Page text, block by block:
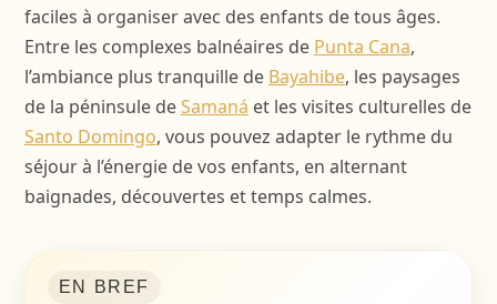
faciles à organiser avec des enfants de tous âges.
Entre les complexes balnéaires de Punta Cana,
l’ambiance plus tranquille de Bayahibe, les paysages
de la péninsule deSamaná et les visites culturelles de
Santo Domingo, vous pouvez adapter le rythme du
séjour à l’énergie de vos enfants, en alternant
baignades, découvertes et temps calmes.
EN BREF